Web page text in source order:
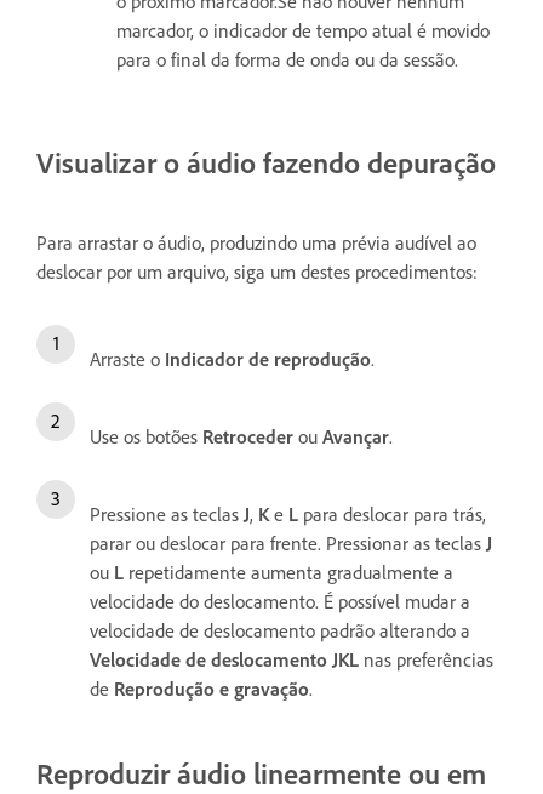
marcador, o indicador de tempo atual é movido
para o final da forma de onda ou da sessão.
Visualizar o áudio fazendo depuração
Para arrastar o áudio, produzindo uma prévia audível ao
deslocar por um arquivo, siga um destes procedimentos:
Arraste o Indicador de reprodução.
Use os botões Retroceder ou Avançar.
Pressione as teclasJ, Ke L para deslocar para trás,
parar ou deslocar para frente. Pressionar as teclasJ
ou L repetidamente aumenta gradualmente a
velocidade do deslocamento. É possível mudar a
velocidade de deslocamento padrão alterando a
Velocidade de deslocamento JKL nas preferências
de Reprodução e gravação.
Reproduzir áudio linearmente ou em